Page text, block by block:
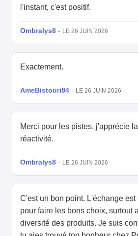
l'instant, c'est positif.
Ombralys8 - LE 26 JUIN 2026
Exactement.
AmeBistouri84 - LE 26 JUIN 2026
Merci pour les pistes, j'apprécie la
réactivité.
Ombralys8 - LE 26 JUIN 2026
C'est un bon point. L'échange est
pour faire les bons choix, surtout
diversité des produits. Je suis